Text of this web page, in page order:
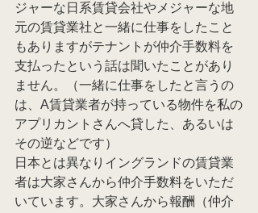
ジャーな日系賃貸会社やメジャーな地
元の賃貸業社と一緒に仕事をしたこと
もありますがテナントが仲介手数料を
支払ったという話は聞いたことがあり
ません。（一緒に仕事をしたと言うの
は、A賃貸業者が持っている物件を私の
アプリカントさんへ貸した、あるいは
その逆などです）
日本とは異なりイングランドの賃貸業
者は大家さんから仲介手数料をいただ
いています。大家さんから報酬（仲介